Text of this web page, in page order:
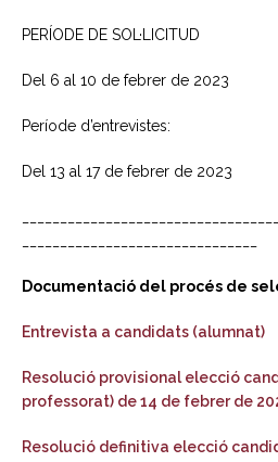
PERÍODE DE SOL·LICITUD
Del 6 al 10 de febrer de 2023
Període d’entrevistes:
Del 13 al 17 de febrer de 2023
Documentació del procés de
Entrevista a candidats (alumnat)
Resolució provisional elecció
professorat) de 14 de febrer de
Resolució definitiva elecció